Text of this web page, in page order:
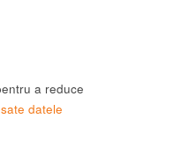
a reduce
datele